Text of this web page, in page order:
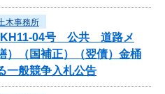
木事務所
04号 公共 道路メ
）（国補正）（翌債）金桶
般競争入札公告